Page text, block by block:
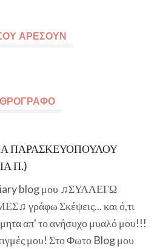
ΑΡΕΣΟΥΝ
ΠΑΡΑΣΚΕΥΟΠΟΥΛΟΥ
Π.)
blog μου ♫ΣΥΛΛΕΓΩ
γράφω Σκέψεις... και ό,τι
απ' το ανήσυχο μυαλό μου!!!
μου! Στο Φωτο Blog μου